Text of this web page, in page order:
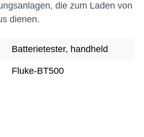
die zum Laden von
dienen.
Batterietester, handheld
Fluke-BT500